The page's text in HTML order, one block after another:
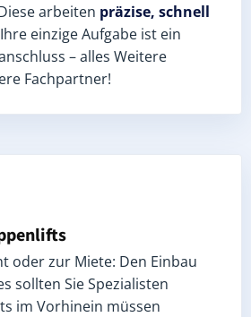
arbeiten präzise, schnell
einzige Aufgabe ist ein
– alles Weitere
Fachpartner!
oder zur Miete: Den Einbau
sollten Sie Spezialisten
im Vorhinein müssen